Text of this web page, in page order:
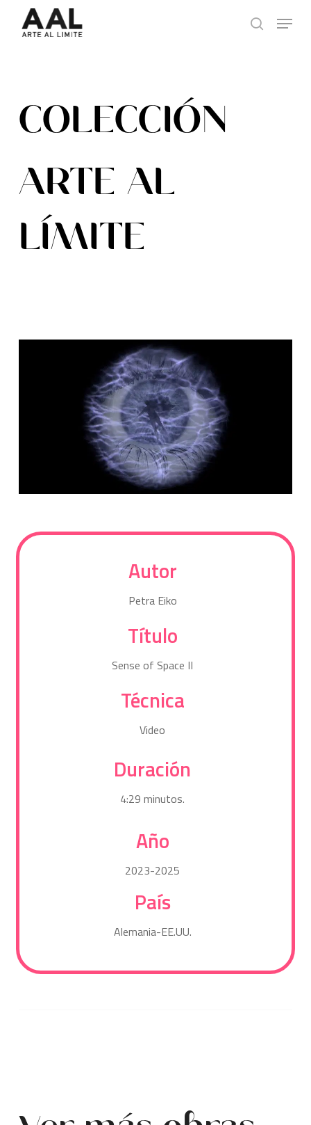
search
Menu
COLECCIÓN
ARTE AL
LÍMITE
Autor
Petra Eiko
Título
Sense of Space II
Técnica
Video
Duración
4:29 minutos.
Año
2023-2025
País
Alemania-EE.UU.